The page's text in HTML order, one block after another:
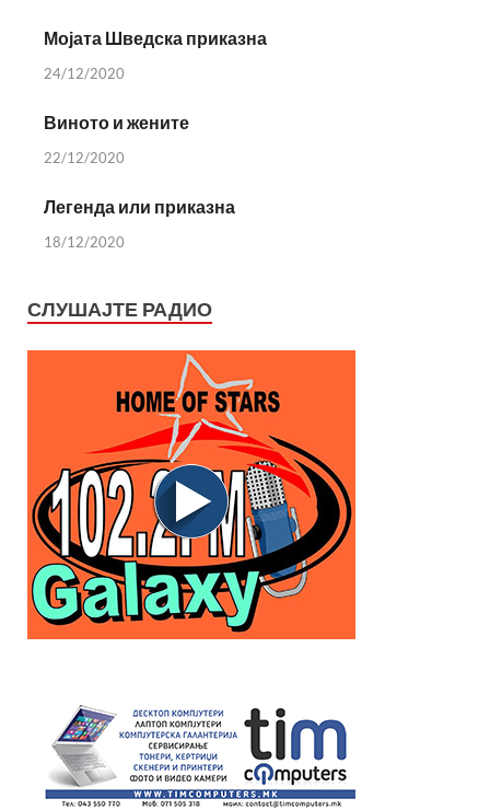
Мојата Шведска приказна
24/12/2020
Виното и жените
22/12/2020
Легенда или приказна
18/12/2020
СЛУШАЈТЕ РАДИО